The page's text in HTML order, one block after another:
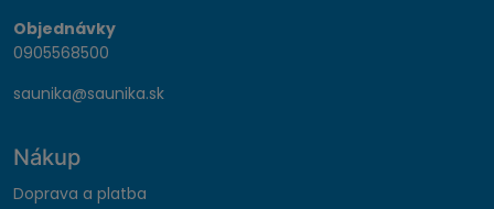
Objednávky
0905568500
saunika@saunika.sk
Nákup
Doprava a platba